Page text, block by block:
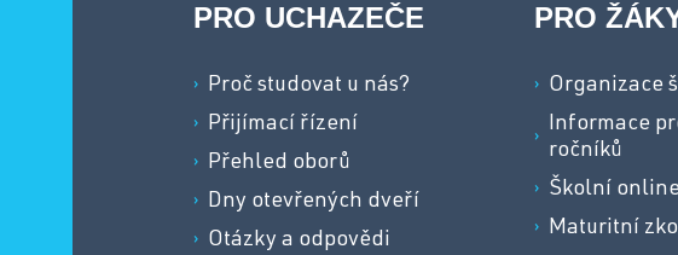
PRO UCHAZEČE
Proč studovat u nás?
Přijímací řízení
Přehled oborů
Dny otevřených dveří
Otázky a odpovědi
PRO
Organizace
Informace
ročníků
Školní
Maturitní